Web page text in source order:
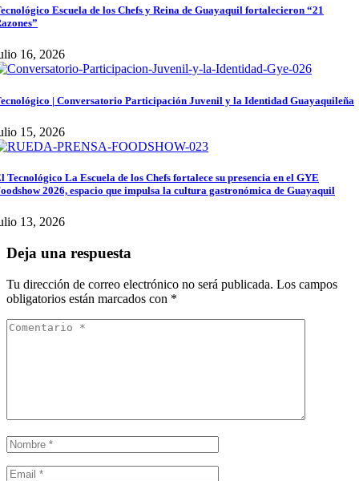
Escuela de los Chefs y Reina de Guayaquil fortalecieron “21
16, 2026
| Conversatorio Participación Juvenil y la Identidad Guayaquileña
15, 2026
Tecnológico La Escuela de los Chefs fortalece su presencia en el GYE
2026, espacio que impulsa la cultura gastronómica de Guayaquil
13, 2026
Deja una respuesta
Tu dirección de correo electrónico no será publicada. Los campos
obligatorios están marcados con *